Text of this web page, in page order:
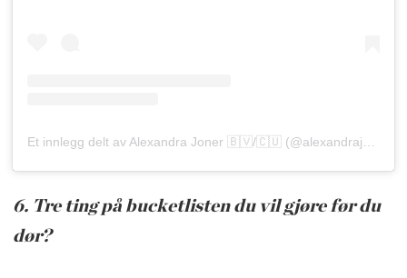
6. Tre ting på bucketlisten du vil gjøre før du
dør?